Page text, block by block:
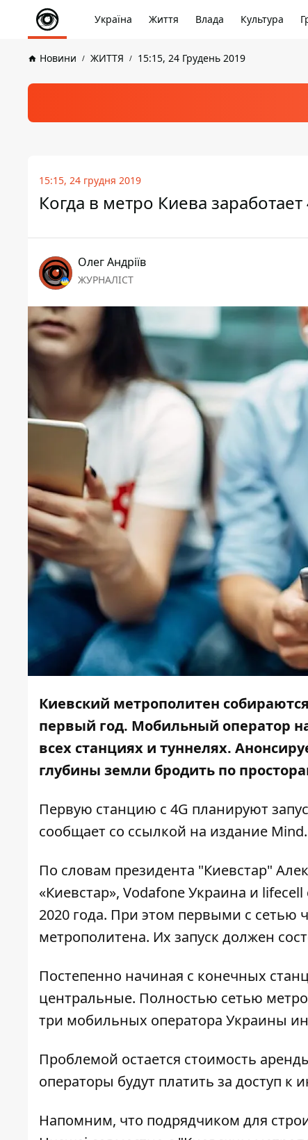
Україна Життя Влада Культура
Новини ЖИТТЯ 15:15, 24 Грудень 2019
15:15, 24 грудня 2019
Когда в метро Киева заработает
Олег Андріїв
ЖУРНАЛІСТ
Киевский метрополитен
первый год. Мобильный оператор
всех станциях и туннелях.
глубины земли бродить по
Первую станцию с 4G планируют
сообщает со ссылкой на издание Mind.
По словам президента "Киевстар"
«Киевстар», Vodafone Украина и
2020 года. При этом первыми с сетью
метрополитена. Их запуск должен
Постепенно начиная с конечных
центральные. Полностью сетью
три мобильных оператора Украины
Проблемой остается стоимость
операторы будут платить за доступ к
Напомним, что подрядчиком для